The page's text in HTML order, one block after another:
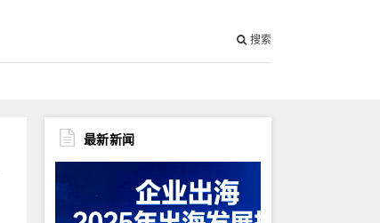
搜索
最新新闻